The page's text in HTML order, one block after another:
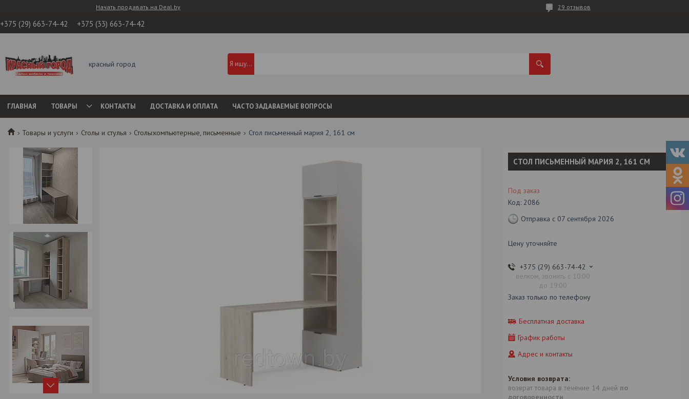
Начать продавать на Deal.by 29 отзывов
+375 (29) 663-74-42 +375 (33) 663-74-42
красный город
ГЛАВНАЯ ТОВАРЫ КОНТАКТЫ ДОСТАВКА И ОПЛАТА ЧАСТО ЗАДАВАЕМЫЕ ВОПРОСЫ
Товары и услуги Столы и стулья Столы:компьютерные, письменные Стол письменный мария 2, 161 см
СТОЛ ПИСЬМЕННЫЙ МАРИЯ 2, 161 СМ
Под заказ
Код: 2086
Отправка с 07 сентября 2026
Цену уточняйте
+375 (29) 663-74-42
велком, звонить с 10:00
до 19:00
Заказ только по телефону
Бесплатная доставка
График работы
Адрес и контакты
возврат товара в течение 14 дней по
договоренности